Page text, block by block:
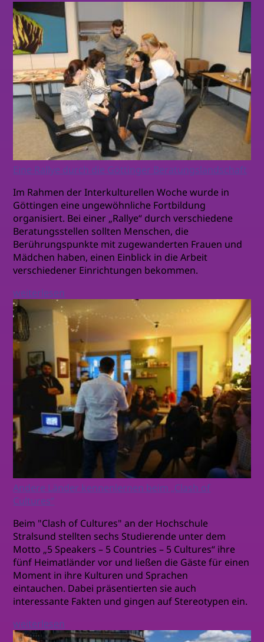
Eine Rallye durch die Göttinger Beratungslandschaft
Im Rahmen der Interkulturellen Woche wurde in
Göttingen eine ungewöhnliche Fortbildung
organisiert. Bei einer „Rallye“ durch verschiedene
Beratungsstellen sollten Menschen, die
Berührungspunkte mit zugewanderten Frauen und
Mädchen haben, einen Einblick in die Arbeit
verschiedener Einrichtungen bekommen.
weiterlesen
Andere Länder kennenlernen beim „Clash of
Cultures“
Beim "Clash of Cultures" an der Hochschule
Stralsund stellten sechs Studierende unter dem
Motto „5 Speakers – 5 Countries – 5 Cultures“ ihre
fünf Heimatländer vor und ließen die Gäste für einen
Moment in ihre Kulturen und Sprachen
eintauchen. Dabei präsentierten sie auch
interessante Fakten und gingen auf Stereotypen ein.
weiterlesen